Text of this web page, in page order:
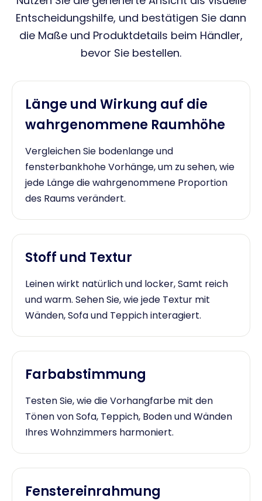
Entscheidungshilfe, und bestätigen Sie dann
die Maße und Produktdetails beim Händler,
bevor Sie bestellen.
Länge und Wirkung auf die
wahrgenommene Raumhöhe
Vergleichen Sie bodenlange und
fensterbankhohe Vorhänge, um zu sehen, wie
jede Länge die wahrgenommene Proportion
des Raums verändert.
Stoff und Textur
Leinen wirkt natürlich und locker, Samt reich
und warm. Sehen Sie, wie jede Textur mit
Wänden, Sofa und Teppich interagiert.
Farbabstimmung
Testen Sie, wie die Vorhangfarbe mit den
Tönen von Sofa, Teppich, Boden und Wänden
Ihres Wohnzimmers harmoniert.
Fenstereinrahmung